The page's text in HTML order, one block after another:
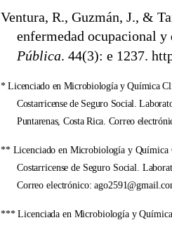
Ventura, R., Guzmán, J., &
enfermedad ocupacional y
Pública. 44(3): e 1237.
* Licenciado en Microbiología y Química
Costarricense de Seguro Social.
Puntarenas, Costa Rica. Correo
** Licenciado en Microbiología y Química
Costarricense de Seguro Social.
Correo electrónico:
*** Licenciada en Microbiología y